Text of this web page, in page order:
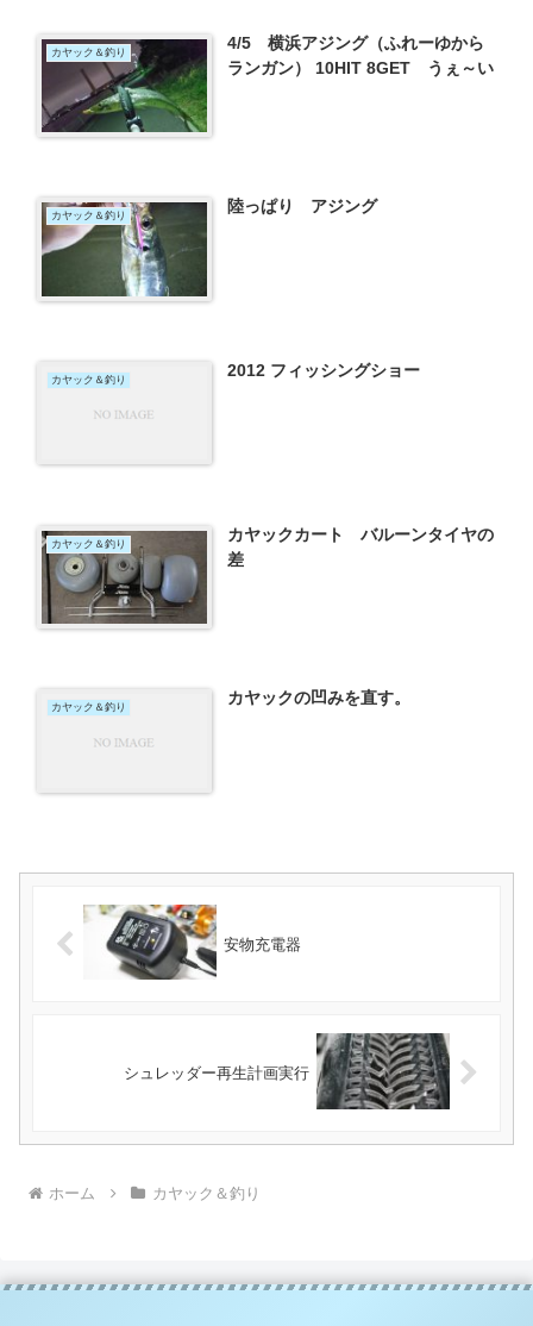
カヤック＆釣り
4/5 横浜アジング（ふれーゆから
ランガン） 10HIT 8GET うぇ～い
カヤック＆釣り 陸っぱり アジング
カヤック＆釣り 2012 フィッシングショー
カヤック＆釣り
カヤックカート バルーンタイヤの
差
カヤック＆釣り カヤックの凹みを直す。
安物充電器
シュレッダー再生計画実行
ホーム カヤック＆釣り